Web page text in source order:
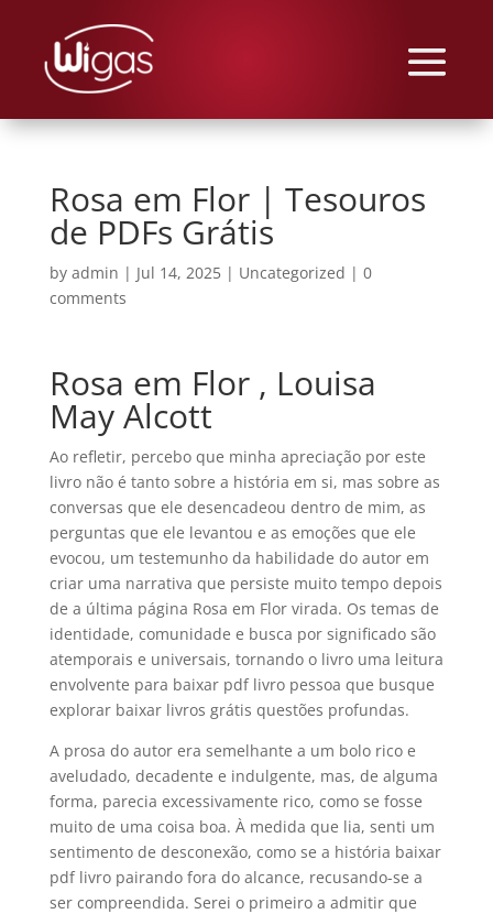
Rosa em Flor | Tesouros
de PDFs Grátis
by admin | Jul 14, 2025| Uncategorized | 0
comments
Rosa em Flor , Louisa
May Alcott
Ao refletir, percebo que minha apreciação por este
livro não é tanto sobre a história em si, mas sobre as
conversas que ele desencadeou dentro de mim, as
perguntas que ele levantou e as emoções que ele
evocou, um testemunho da habilidade do autor em
criar uma narrativa que persiste muito tempo depois
de a última página Rosa em Flor virada. Os temas de
identidade, comunidade e busca por significado são
atemporais e universais, tornando o livro uma leitura
envolvente para baixar pdf livro pessoa que busque
explorar baixar livros grátis questões profundas.
A prosa do autor era semelhante a um bolo rico e
aveludado, decadente e indulgente, mas, de alguma
forma, parecia excessivamente rico, como se fosse
muito de uma coisa boa. À medida que lia, senti um
sentimento de desconexão, como se a história baixar
pdf livro pairando fora do alcance, recusando-se a
ser compreendida. Serei o primeiro a admitir que